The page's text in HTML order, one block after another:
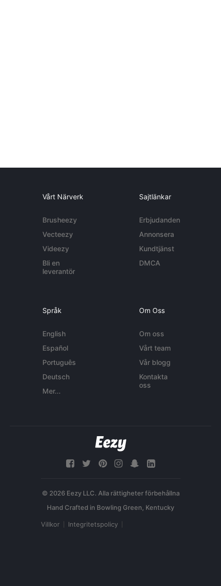
Vårt Närverk
Brusheezy
Vecteezy
Videezy
Bli en
leverantör
Sajtlänkar
Erbjudanden
Annonsera
Kundtjänst
DMCA
Språk
English
Español
Português
Deutsch
Mer...
Om Oss
Om oss
Vårt team
Vår blogg
Kontakta
oss
© 2026 Eezy LLC. Alla rättigheter förbehållna
Villkor Integritetspolicy